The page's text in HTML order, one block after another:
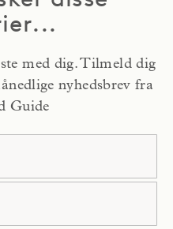
med dig. Tilmeld dig
nyhedsbrev fra
Guide